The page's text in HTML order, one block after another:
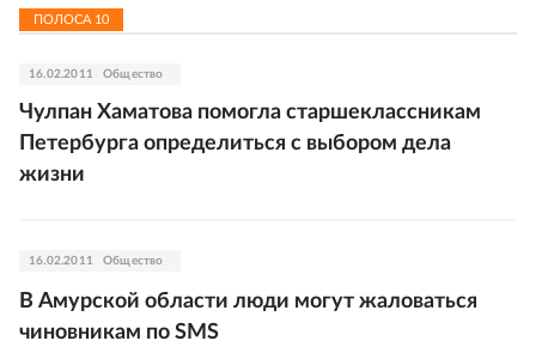
ПОЛОСА 10
16.02.2011 Общество
Чулпан Хаматова помогла старшеклассникам
Петербурга определиться с выбором дела
жизни
16.02.2011 Общество
В Амурской области люди могут жаловаться
чиновникам по SMS